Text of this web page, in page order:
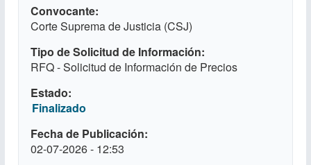
Convocante
Corte Suprema de Justicia (CSJ)
Tipo de Solicitud de Información
RFQ - Solicitud de Información de Precios
Estado
Finalizado
Fecha de Publicación
02-07-2026 - 12:53